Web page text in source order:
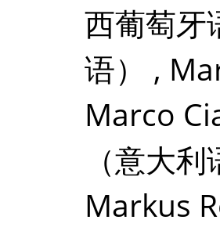
西葡萄牙
语）
,
Marco
（意大利
Markus